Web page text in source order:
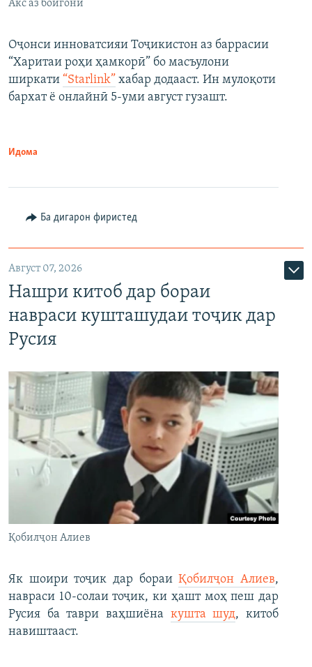
Акс аз бойгонӣ
Оҷонси инноватсияи Тоҷикистон аз баррасии
“Харитаи роҳи ҳамкорӣ” бо масъулони
ширкати “Starlink” хабар додааст. Ин мулоқоти
бархат ё онлайнӣ 5-уми август гузашт.
Идома
Ба дигарон фиристед
Август 07, 2026
Нашри китоб дар бораи
навраси кушташудаи тоҷик дар
Русия
Қобилҷон Алиев
Як шоири тоҷик дар бораиҚобилҷон Алиев,
навраси 10-солаи тоҷик, ки ҳашт моҳ пеш дар
Русия ба таври ваҳшиёна кушта шуд, китоб
навиштааст.